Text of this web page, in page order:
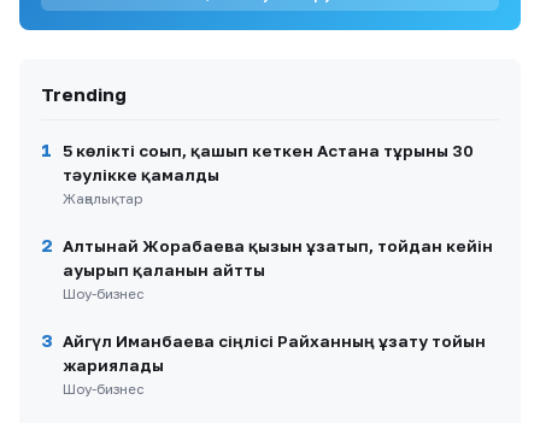
10
Қазақстанның арнайы экономикалық
аймақтарына 11,1 трлн теңге инвестиция
Trending
1
5 көлікті соғып, қашып кеткен Астана тұрғыны 30
тәулікке қамалды
Жаңалықтар
2 Алтынай Жорабаева қызын ұзатып, тойдан кейін
ауырып қалғанын айтты
Шоу-бизнес
3 Айгүл Иманбаева сіңлісі Райханның ұзату тойын
жариялады
Шоу-бизнес